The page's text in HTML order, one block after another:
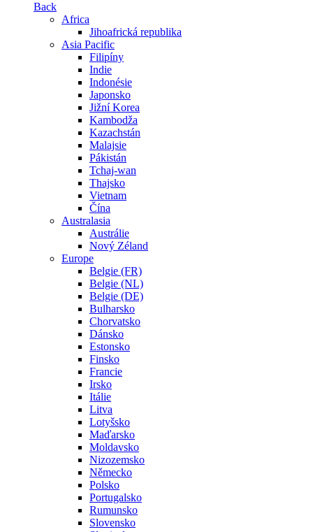
Back
Africa
Jihoafrická republika
Asia Pacific
Filipíny
Indie
Indonésie
Japonsko
Jižní Korea
Kambodža
Kazachstán
Malajsie
Pákistán
Tchaj-wan
Thajsko
Vietnam
Čína
Australasia
Austrálie
Nový Zéland
Europe
Belgie (FR)
Belgie (NL)
Belgie (DE)
Bulharsko
Chorvatsko
Dánsko
Estonsko
Finsko
Francie
Irsko
Itálie
Litva
Lotyšsko
Maďarsko
Moldavsko
Nizozemsko
Německo
Polsko
Portugalsko
Rumunsko
Slovensko